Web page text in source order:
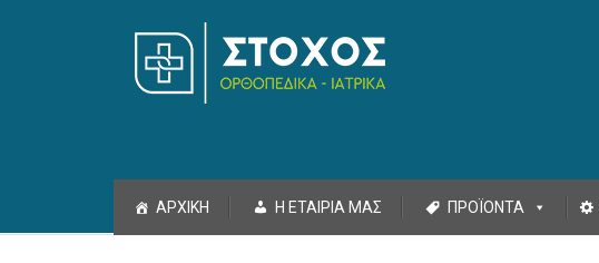
ΑΡΧΙΚΗ
Η ΕΤΑΙΡΙΑ ΜΑΣ ΠΡΟΪΟΝΤΑ